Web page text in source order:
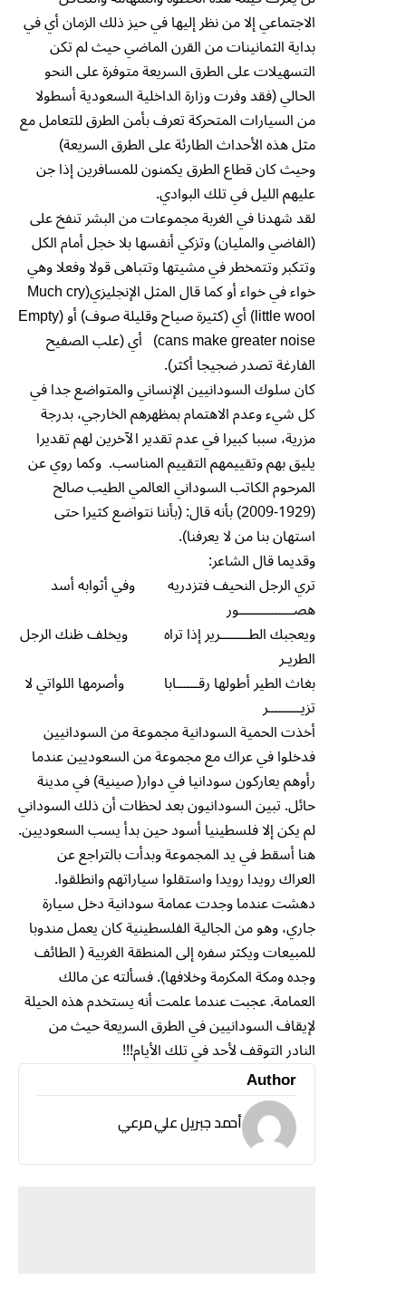
الاجتماعي إلا من نظر إليها في حيز ذلك الزمان أي في
بداية الثمانينات من القرن الماضي حيث لم تكن
التسهيلات على الطرق السريعة متوفرة على النحو
الحالي (فقد وفرت وزارة الداخلية السعودية أسطولا
من السيارات المتحركة تعرف بأمن الطرق للتعامل مع
مثل هذه الأحداث الطارئة على الطرق السريعة)
وحيث كان قطاع الطرق يكمنون للمسافرين إذا جن
عليهم الليل في تلك البوادي.
لقد شهدنا في الغربة مجموعات من البشر تنفخ على
(الفاضي والمليان) وتزكي أنفسها بلا خجل أمام الكل
وتتكبر وتتمخطر في مشيتها وتتباهى قولا وفعلا وهي
خواء في خواء أو كما قال المثل الإنجليزي(Much cry
little wool) أي (كثيرة صياح وقليلة صوف) أو (Empty
cans make greater noise) أي (علب الصفيح
الفارغة تصدر ضجيجا أكثر).
كان سلوك السودانيين الإنساني والمتواضع جدا في
كل شيء وعدم الاهتمام بمظهرهم الخارجي، بدرجة
مزرية، سببا كبيرا في عدم تقدير الآخرين لهم تقديرا
يليق بهم وتقييمهم التقييم المناسب. وكما روي عن
المرحوم الكاتب السوداني العالمي الطيب صالح
(1929-2009) بأنه قال: (بأننا نتواضع كثيرا حتى
استهان بنا من لا يعرفنا).
وقديما قال الشاعر:
تري الرجل النحيف فتزدريه وفي أثوابه أسد
هصـــــــــــــــور
ويعجبك الطــــــــرير إذا تراه ويخلف ظنك الرجل
الطريـر
بغاث الطير أطولها رقــــــابا وأصرمها اللواتي لا
تزيـــــــــر
أخذت الحمية السودانية مجموعة من السودانيين
فدخلوا في عراك مع مجموعة من السعوديين عندما
رأوهم يعاركون سودانيا في دوار( صينية) في مدينة
حائل. تبين السودانيون بعد لحظات أن ذلك السوداني
لم يكن إلا فلسطينيا أسود حين بدأ يسب السعوديين.
هنا أسقط في يد المجموعة وبدأت بالتراجع عن
العراك رويدا رويدا واستقلوا سياراتهم وانطلقوا.
دهشت عندما وجدت عمامة سودانية دخل سيارة
جاري، وهو من الجالية الفلسطينية كان يعمل مندوبا
للمبيعات ويكثر سفره إلى المنطقة الغربية ( الطائف
وجده ومكة المكرمة وخلافها). فسألته عن مالك
العمامة. عجبت عندما علمت أنه يستخدم هذه الحيلة
لإيقاف السودانيين في الطرق السريعة حيث من
النادر التوقف لأحد في تلك الأيام!!!
Author
أحمد جبريل علي مرعي